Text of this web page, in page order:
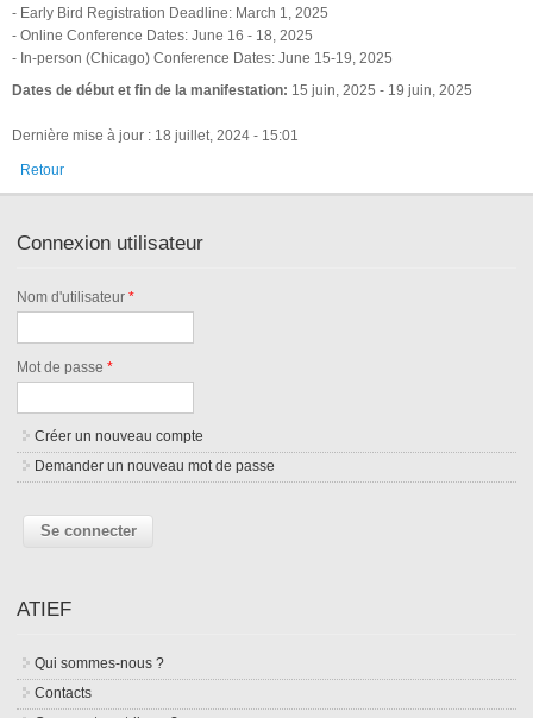
- Early Bird Registration Deadline: March 1, 2025
- Online Conference Dates: June 16 - 18, 2025
- In-person (Chicago) Conference Dates: June 15-19, 2025
Dates de début et fin de la manifestation: 15 juin, 2025 - 19 juin, 2025
Dernière mise à jour : 18 juillet, 2024 - 15:01
Retour
Connexion utilisateur
Nom d'utilisateur*
Mot de passe*
Créer un nouveau compte
Demander un nouveau mot de passe
ATIEF
Qui sommes-nous ?
Contacts